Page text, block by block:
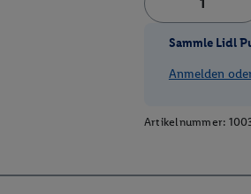
Sammle Lidl
Anmelden
Artikelnummer: